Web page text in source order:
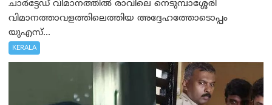
ചാർട്ടേഡ് വിമാനത്തിൽ രാവിലെ നെടുമ്പാശ്ശേരി
വിമാനത്താവളത്തിലെത്തിയ അദ്ദേഹത്തോടൊപ്പം
യുഎസ്...
KERALA